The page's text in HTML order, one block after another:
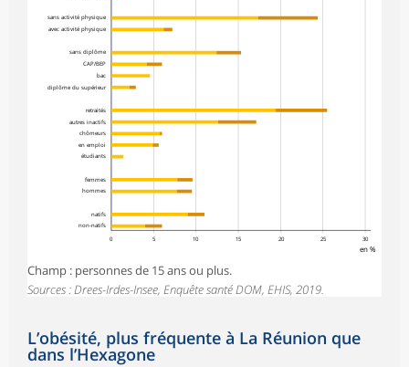
0 5 10 15 20 25 30
en %
sans activité physique
avec activité physique
sans diplôme
CAP/BEP
bac
diplôme du supérieur
retraités
autres inactifs
chômeurs
en emploi
étudiants
femmes
hommes
natifs
non-natifs
Champ : personnes de 15 ans ou plus.
Sources : Drees-Irdes-Insee, Enquête santé DOM, EHIS, 2019.
L’obésité, plus fréquente à La Réunion que
dans l’Hexagone